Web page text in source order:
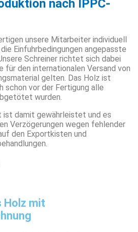
nach IPPC-
unsere Mitarbeiter individuell
Einfuhrbedingungen angepasste
Schreiner richtet sich dabei
für den internationalen Versand von
gelten. Das Holz ist
schon vor der Fertigung alle
wurden.
ist damit gewährleistet und es
Verzögerungen wegen fehlender
den Exportkisten und
Holz mit